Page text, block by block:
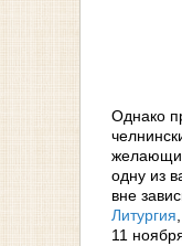
Однако
одну из
вне
Литургия
11